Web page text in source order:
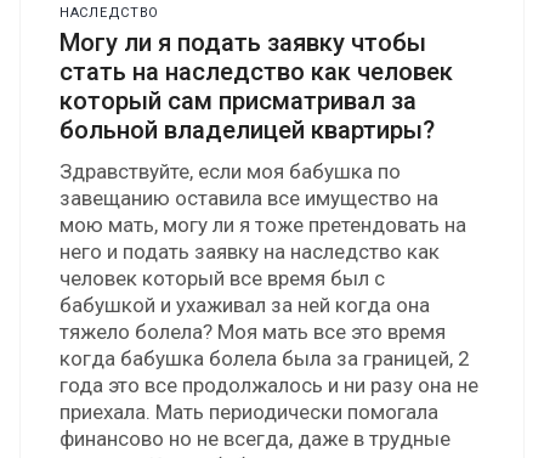
НАСЛЕДСТВО
Могу ли я подать заявку чтобы
стать на наследство как человек
который сам присматривал за
больной владелицей квартиры?
Здравствуйте, если моя бабушка по
завещанию оставила все имущество на
мою мать, могу ли я тоже претендовать на
него и подать заявку на наследство как
человек который все время был с
бабушкой и ухаживал за ней когда она
тяжело болела? Моя мать все это время
когда бабушка болела была за границей, 2
года это все продолжалось и ни разу она не
приехала. Мать периодически помогала
финансово но не всегда, даже в трудные